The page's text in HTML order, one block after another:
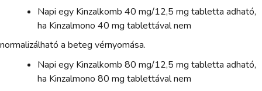
Napi egy Kinzalkomb 40 mg/12,5 mg tabletta adható,
ha Kinzalmono 40 mg tablettával nem
normalizálható a beteg vérnyomása.
Napi egy Kinzalkomb 80 mg/12,5 mg tabletta adható,
ha Kinzalmono 80 mg tablettával nem